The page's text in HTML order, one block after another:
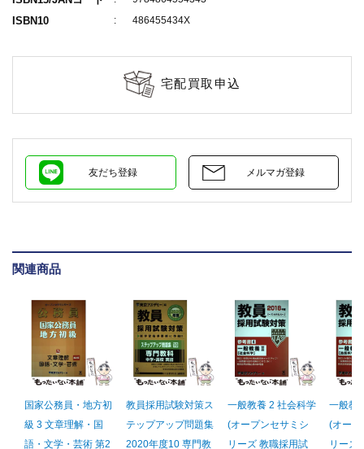
ISBN10 486455434X
宅配買取申込
友だち登録 メルマガ登録
関連商品
国家公務員・地方初
級 3 文章理解・国
語・文学・芸術 第2
教員採用試験対策ス
テップアップ問題集
2020年度10 専門教
一般教養 2 社会科学
(オープンセサミシ
リーズ 教職採用試
一般教
(オープ
リーズ